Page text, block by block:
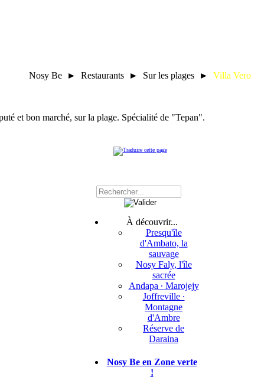
Nosy Be ► Restaurants ► Sur les plages ► Villa Vero
et bon marché, sur la plage. Spécialité de "Tepan".
À découvrir...
Presqu'île
d'Ambato, la
sauvage
Nosy Faly, l'île
sacrée
Andapa ∙ Marojejy
Joffreville ∙
Montagne
d'Ambre
Réserve de
Daraina
Nosy Be en Zone verte
!